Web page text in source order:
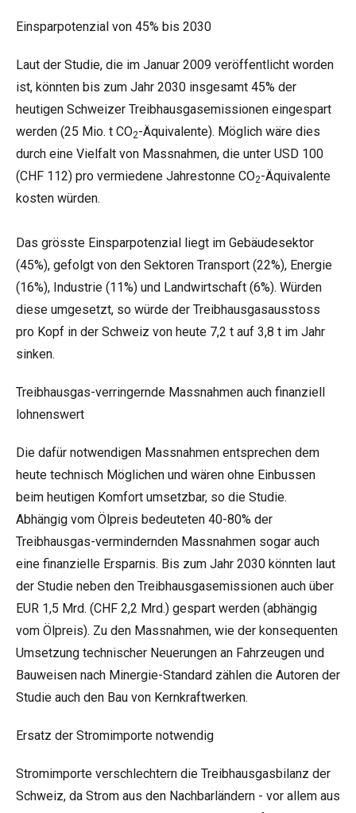
Einsparpotenzial von 45% bis 2030
Laut der Studie, die im Januar 2009 veröffentlicht worden
ist, könnten bis zum Jahr 2030 insgesamt 45% der
heutigen Schweizer Treibhausgasemissionen eingespart
werden (25 Mio. t CO2-Äquivalente). Möglich wäre dies
durch eine Vielfalt von Massnahmen, die unter USD 100
(CHF 112) pro vermiedene Jahrestonne CO2-Äquivalente
kosten würden.
Das grösste Einsparpotenzial liegt im Gebäudesektor
(45%), gefolgt von den Sektoren Transport (22%), Energie
(16%), Industrie (11%) und Landwirtschaft (6%). Würden
diese umgesetzt, so würde der Treibhausgasausstoss
pro Kopf in der Schweiz von heute 7,2 t auf 3,8 t im Jahr
sinken.
Treibhausgas-verringernde Massnahmen auch finanziell
lohnenswert
Die dafür notwendigen Massnahmen entsprechen dem
heute technisch Möglichen und wären ohne Einbussen
beim heutigen Komfort umsetzbar, so die Studie.
Abhängig vom Ölpreis bedeuteten 40-80% der
Treibhausgas-vermindernden Massnahmen sogar auch
eine finanzielle Ersparnis. Bis zum Jahr 2030 könnten laut
der Studie neben den Treibhausgasemissionen auch über
EUR 1,5 Mrd. (CHF 2,2 Mrd.) gespart werden (abhängig
vom Ölpreis). Zu den Massnahmen, wie der konsequenten
Umsetzung technischer Neuerungen an Fahrzeugen und
Bauweisen nach Minergie-Standard zählen die Autoren der
Studie auch den Bau von Kernkraftwerken.
Ersatz der Stromimporte notwendig
Stromimporte verschlechtern die Treibhausgasbilanz der
Schweiz, da Strom aus den Nachbarländern - vor allem aus